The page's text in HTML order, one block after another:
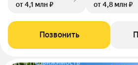
от 4,1 млн ₽
от 4,8 млн ₽
Позвонить